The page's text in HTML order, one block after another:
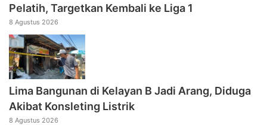
Pelatih, Targetkan Kembali ke Liga 1
8 Agustus 2026
Lima Bangunan di Kelayan B Jadi Arang, Diduga
Akibat Konsleting Listrik
8 Agustus 2026